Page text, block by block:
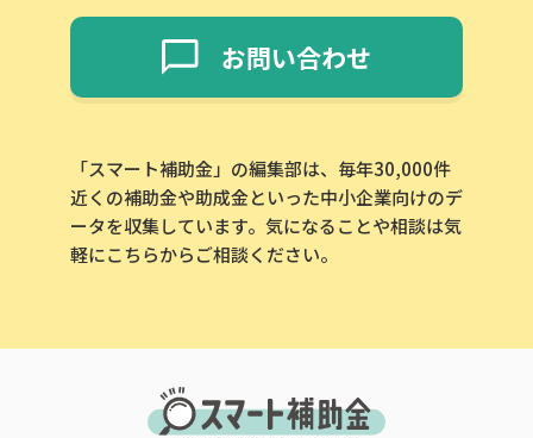
お問い合わせ
「スマート補助金」の編集部は、毎年30,000件
近くの補助金や助成金といった中小企業向けのデ
ータを収集しています。気になることや相談は気
軽にこちらからご相談ください。